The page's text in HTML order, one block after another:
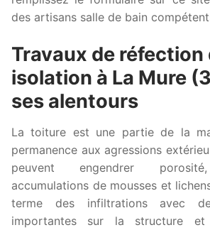
des artisans salle de bain
Travaux de
isolation à La Mure
ses alentours
La toiture est une partie de la
permanence aux agressions
peuvent engendrer
accumulations de mousses et
terme des infiltrations avec
importantes sur la structure